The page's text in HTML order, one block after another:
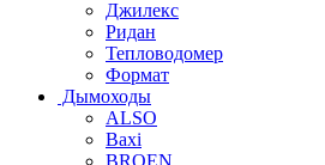
Джилекс
Ридан
Тепловодомер
Формат
Дымоходы
ALSO
Baxi
BROEN